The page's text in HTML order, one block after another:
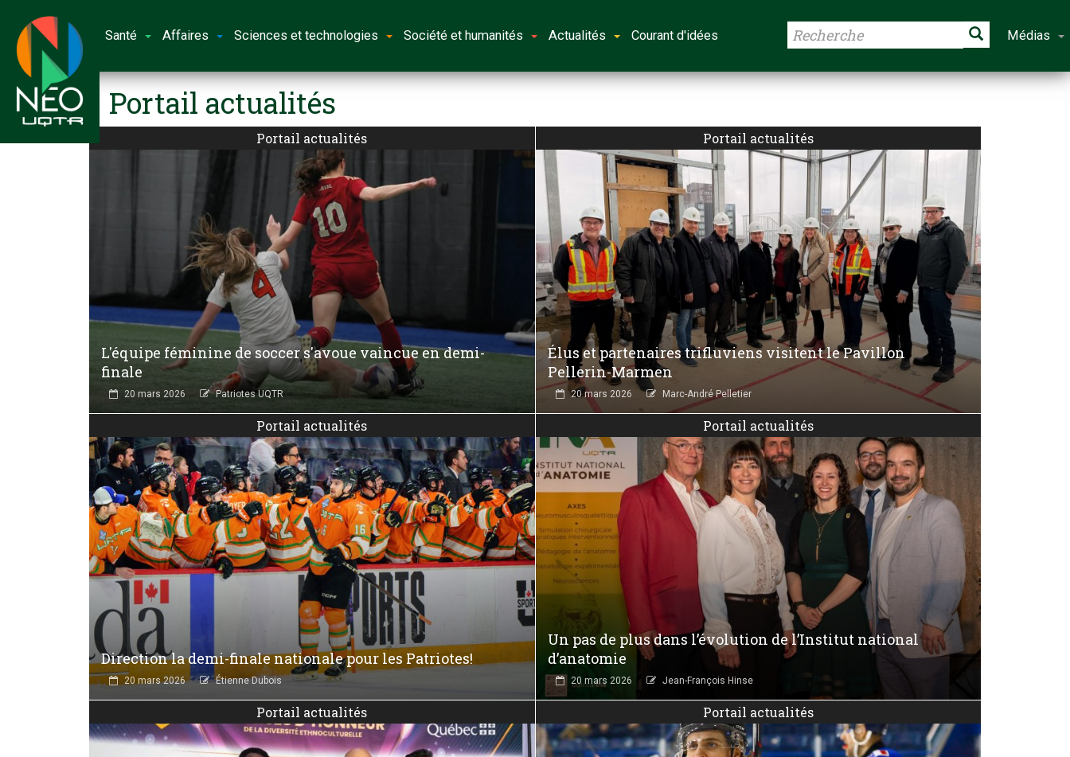
Santé Affaires Sciences et technologies Société et humanités Actualités Courant d'idées Médias
Portail actualités
Portail actualités
L'équipe féminine de soccer s'avoue vaincue en demi-
finale
20 mars 2026 Patriotes UQTR
Portail actualités
Élus et partenaires trifluviens visitent le Pavillon
Pellerin-Marmen
20 mars 2026 Marc-André Pelletier
Portail actualités
Direction la demi-finale nationale pour les Patriotes!
20 mars 2026 Étienne Dubois
Portail actualités
Un pas de plus dans l’évolution de l’Institut national
d’anatomie
20 mars 2026 Jean-François Hinse
Portail actualités Portail actualités